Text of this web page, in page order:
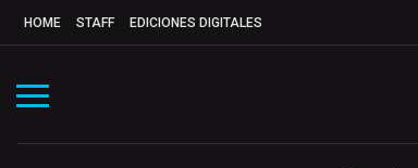
HOME STAFF EDICIONES DIGITALES